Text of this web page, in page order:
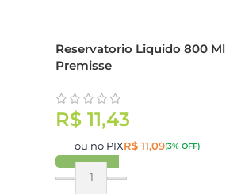
Reservatorio Liquido 800 Ml
Premisse
R$ 11,43
ou no PIXR$ 11,09(3% OFF)
Comprar